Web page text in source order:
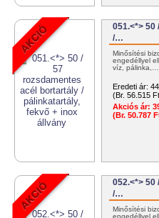
051.<*>
/…
Minősítési
engedéllyel
víz, pálinka,…
Eredeti ár:
(Br. 56.515
Akciós ár:
(Br. 50.787
052.<*>
/…
Minősítési
engedéllyel